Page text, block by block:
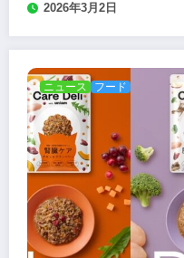
2026年3月2日
ニュース フード